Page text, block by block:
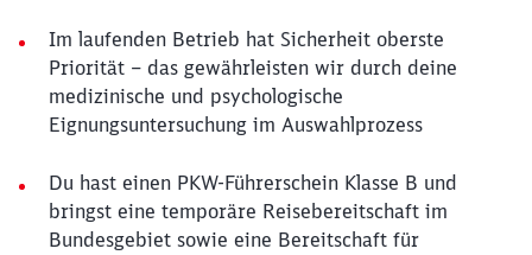
Im laufenden Betrieb hat Sicherheit oberste
Priorität – das gewährleisten wir durch deine
medizinische und psychologische
Eignungsuntersuchung im Auswahlprozess
Du hast einen PKW-Führerschein Klasse B und
bringst eine temporäre Reisebereitschaft im
Bundesgebiet sowie eine Bereitschaft für